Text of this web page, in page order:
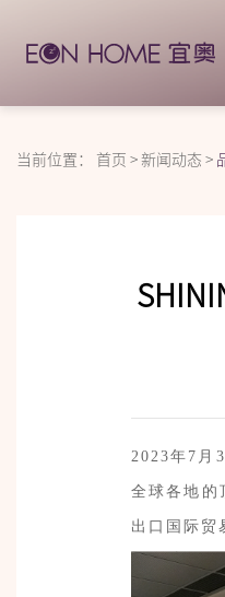
当前位置： 首页 >新闻动态 >
2023年7月
全球各地的
出口国际贸